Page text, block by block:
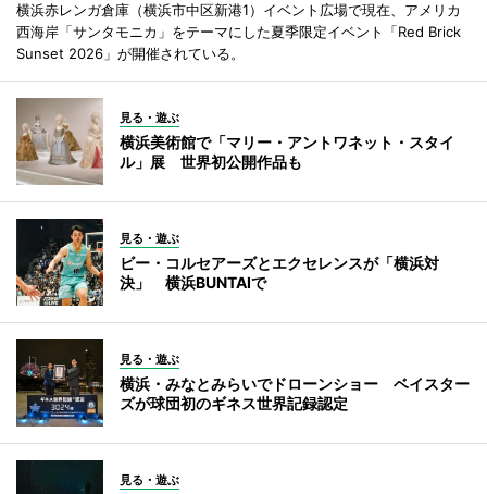
横浜赤レンガ倉庫（横浜市中区新港1）イベント広場で現在、アメリカ
西海岸「サンタモニカ」をテーマにした夏季限定イベント「Red Brick
Sunset 2026」が開催されている。
見る・遊ぶ
横浜美術館で「マリー・アントワネット・スタイ
ル」展 世界初公開作品も
見る・遊ぶ
ビー・コルセアーズとエクセレンスが「横浜対
決」 横浜BUNTAIで
見る・遊ぶ
横浜・みなとみらいでドローンショー ベイスター
ズが球団初のギネス世界記録認定
見る・遊ぶ